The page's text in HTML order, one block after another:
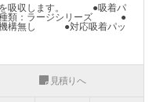
を吸収します。 ●吸着パ
●種類：ラージシリーズ ●
構無し ●対応吸着パッ
見積りへ